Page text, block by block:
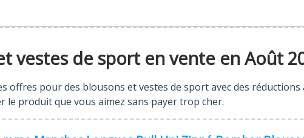
vestes de sport en vente en Août
offres pour des blousons et vestes de sport avec des
produit que vous aimez sans payer trop cher.